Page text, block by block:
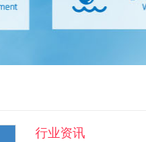
行业资讯